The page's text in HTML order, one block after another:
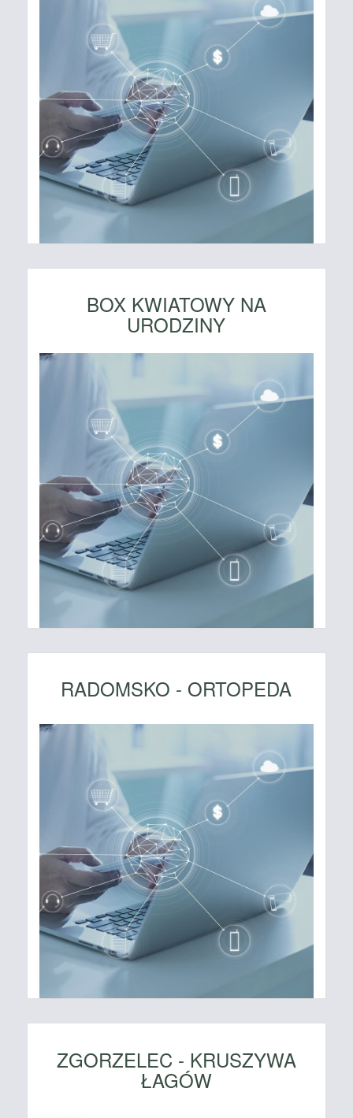
BOX KWIATOWY NA
URODZINY
RADOMSKO - ORTOPEDA
ZGORZELEC - KRUSZYWA
ŁAGÓW